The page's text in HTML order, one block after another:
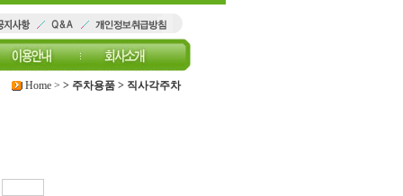
Home > > 주차용품 > 직사각주차